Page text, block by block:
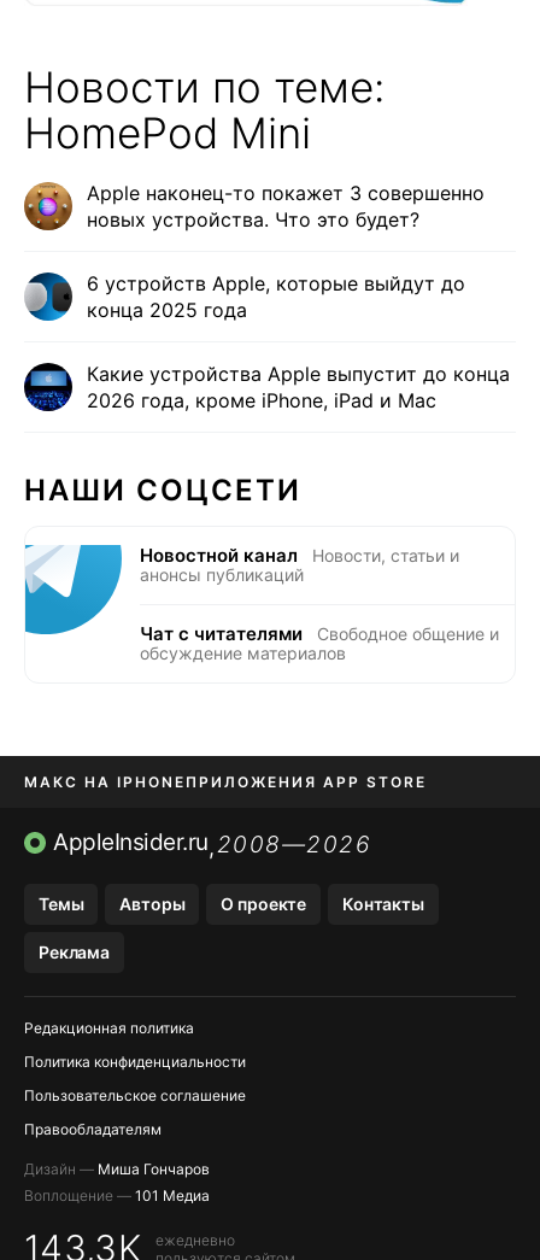
Новости по теме:
HomePod Mini
Apple наконец-то покажет 3 совершенно
новых устройства. Что это будет?
6 устройств Apple, которые выйдут до
конца 2025 года
Какие устройства Apple выпустит до конца
2026 года, кроме iPhone, iPad и Mac
НАШИ СОЦСЕТИ
Новостной канал
Новости, статьи и
анонсы публикаций
Чат с читателями
Свободное общение и
обсуждение материалов
МАКС НА IPHONE ПРИЛОЖЕНИЯ APP STORE
TIKTOK НА IPHONEПРИЛОЖЕНИЯ БЕЗ APP STORE
AppleInsider.ru,2008—2026
Темы Авторы О проекте Контакты
Реклама
Редакционная политика
Политика конфиденциальности
Пользовательское соглашение
Правообладателям
Дизайн — Миша Гончаров
Воплощение — 101 Медиа
143,3K
ежедневно